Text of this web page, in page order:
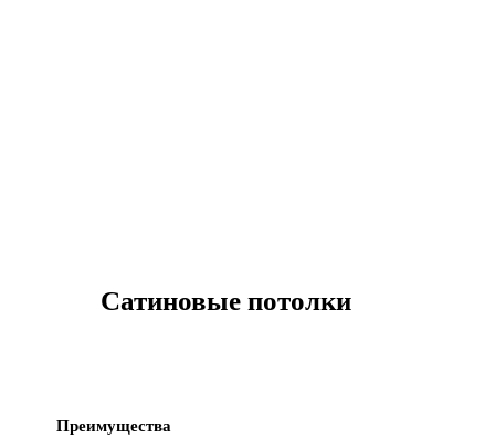
Сатиновые потолки
Преимущества